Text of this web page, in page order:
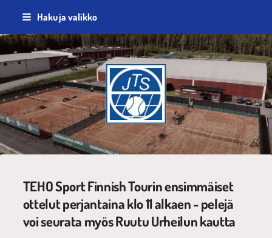
Siirry
sisältöön
Haku ja valikko
Jyväskylän Tennisseura ry
TEHO Sport Finnish Tourin ensimmäiset
ottelut perjantaina klo 11 alkaen - pelejä
voi seurata myös Ruutu Urheilun kautta